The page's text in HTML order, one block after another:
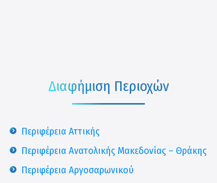
Διαφήμιση Περιοχών
Περιφέρεια Αττικής
Περιφέρεια Ανατολικής Μακεδονίας – Θράκης
Περιφέρεια Αργοσαρωνικού